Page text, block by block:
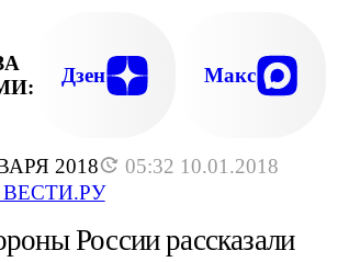
2018
05:32 10.01.2018
Дзен Макс
России рассказали